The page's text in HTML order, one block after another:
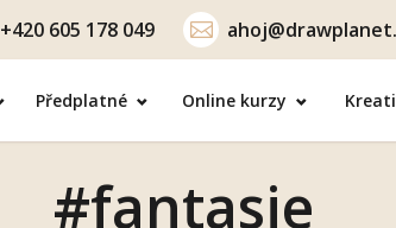
+420 605 178 049
Předplatné Online kurzy
#fantasie